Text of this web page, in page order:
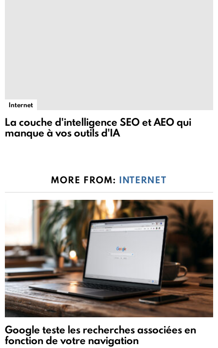
Internet
La couche d'intelligence SEO et AEO qui
manque à vos outils d'IA
MORE FROM: INTERNET
Google teste les recherches associées en
fonction de votre navigation